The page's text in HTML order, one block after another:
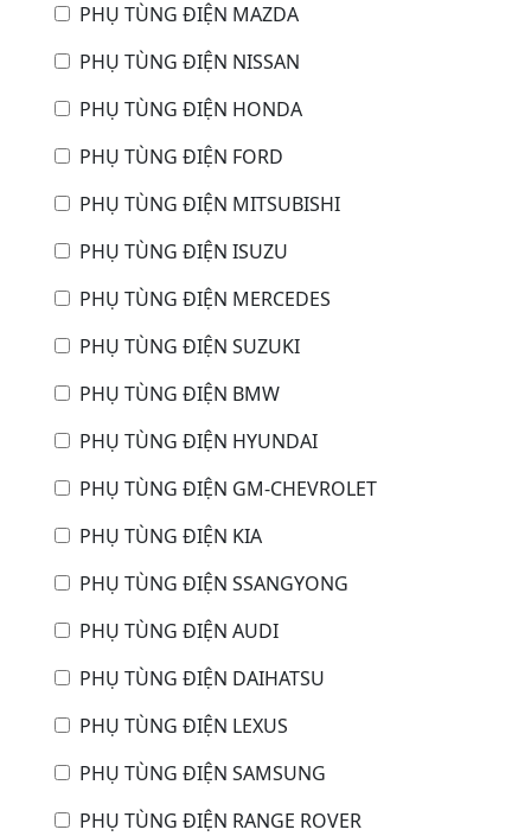
PHỤ TÙNG ĐIỆN MAZDA
PHỤ TÙNG ĐIỆN NISSAN
PHỤ TÙNG ĐIỆN HONDA
PHỤ TÙNG ĐIỆN FORD
PHỤ TÙNG ĐIỆN MITSUBISHI
PHỤ TÙNG ĐIỆN ISUZU
PHỤ TÙNG ĐIỆN MERCEDES
PHỤ TÙNG ĐIỆN SUZUKI
PHỤ TÙNG ĐIỆN BMW
PHỤ TÙNG ĐIỆN HYUNDAI
PHỤ TÙNG ĐIỆN GM-CHEVROLET
PHỤ TÙNG ĐIỆN KIA
PHỤ TÙNG ĐIỆN SSANGYONG
PHỤ TÙNG ĐIỆN AUDI
PHỤ TÙNG ĐIỆN DAIHATSU
PHỤ TÙNG ĐIỆN LEXUS
PHỤ TÙNG ĐIỆN SAMSUNG
PHỤ TÙNG ĐIỆN RANGE ROVER